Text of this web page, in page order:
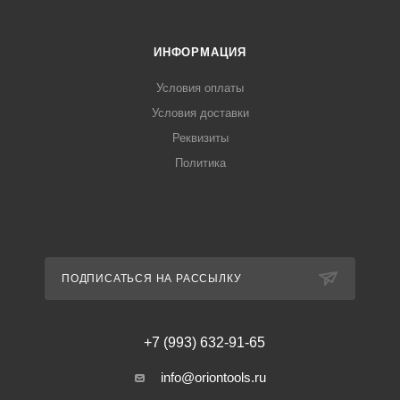
Работа при температуре до -20 градусов
Встроенный указатель уровня заряда
ИНФОРМАЦИЯ
Условия оплаты
Условия доставки
Реквизиты
Политика
ПОДПИСАТЬСЯ НА РАССЫЛКУ
+7 (993) 632-91-65
info@oriontools.ru